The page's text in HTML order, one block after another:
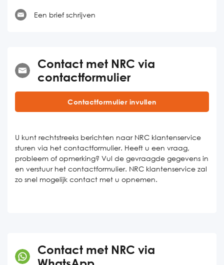
Een brief schrijven
Contact met NRC via
contactformulier
Contactformulier invullen
U kunt rechtstreeks berichten naar NRC klantenservice
sturen via het contactformulier. Heeft u een vraag,
probleem of opmerking? Vul de gevraagde gegevens in
en verstuur het contactformulier. NRC klantenservice zal
zo snel mogelijk contact met u opnemen.
Contact met NRC via